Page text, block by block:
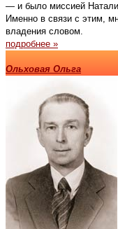
— и было миссией
Именно в связи с этим,
владения словом.
подробнее »
Ольховая Ольга